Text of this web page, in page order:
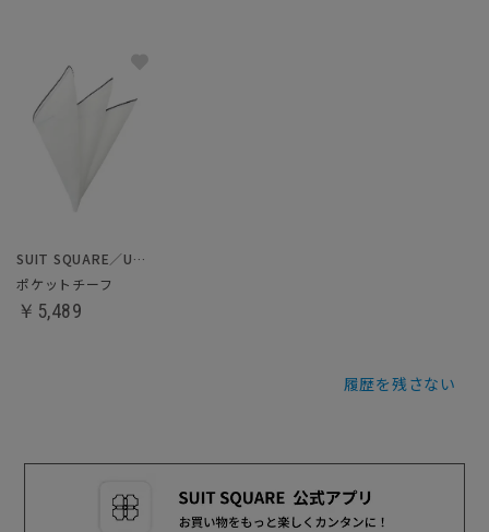
SUIT SQUARE／UNIVERSAL LANGUAGE
ポケットチーフ
￥5,489
履歴を残さない